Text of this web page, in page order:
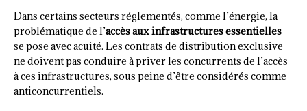
Dans certains secteurs réglementés, comme l’énergie, la
problématique de l’accès aux infrastructures essentielles
se pose avec acuité. Les contrats de distribution exclusive
ne doivent pas conduire à priver les concurrents de l’accès
à ces infrastructures, sous peine d’être considérés comme
anticoncurrentiels.